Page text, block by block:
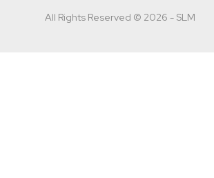
All Rights Reserved © 2026 - SLM